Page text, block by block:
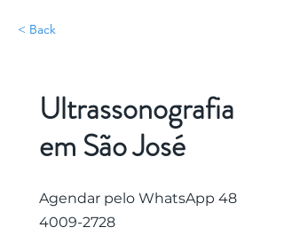
< Back
Ultrassonografia
em São José
Agendar pelo WhatsApp 48
4009-2728